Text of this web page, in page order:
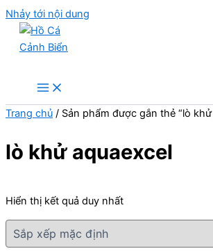
Nhảy tới nội dung
Trang chủ / Sản phẩm được gắn thẻ “lò khử
lò khử aquaexcel
Hiển thị kết quả duy nhất